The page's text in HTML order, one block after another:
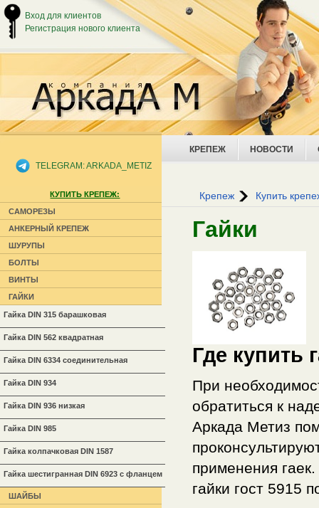
КРЕПЕЖ НОВОСТИ
Крепеж Купить
Гайки
Где купить
При
обратиться к
Аркада Метиз
применения
гайки гост 5915
TELEGRAM: ARKADA_METIZ
КУПИТЬ КРЕПЕЖ:
САМОРЕЗЫ
АНКЕРНЫЙ КРЕПЕЖ
ШУРУПЫ
БОЛТЫ
ВИНТЫ
ГАЙКИ
Гайка DIN 315 барашковая
Гайка DIN 562 квадратная
Гайка DIN 6334 соединительная
Гайка DIN 934
Гайка DIN 936 низкая
Гайка DIN 985
Гайка колпачковая DIN 1587
Гайка шестигранная DIN 6923 с фланцем
ШАЙБЫ
Вход для клиентов
Регистрация нового клиента